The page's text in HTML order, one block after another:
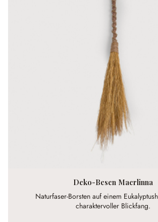
Deko-Besen Maerlinna
Naturfaser-Borsten auf einem
charaktervoller Blickfang.